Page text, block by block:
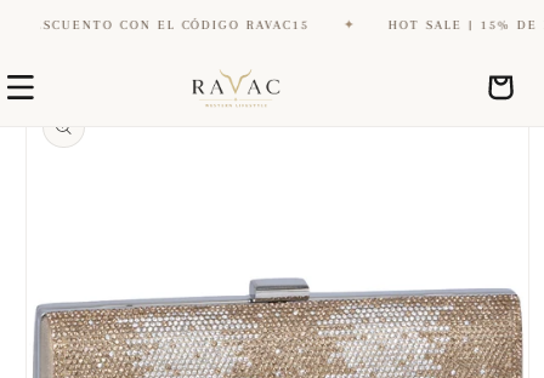
directamente
al contenido
CON EL CÓDIGO RAVAC15 HOT SALE | 15% DE
Carrito
directamente
información